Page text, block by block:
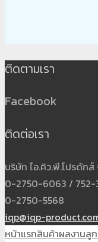
ติดตามเรา
Facebook
ติดต่อเรา
บริษัท ไอ.คิว.พี.โปรดัก
0-2750-6063 / 752-
0-2750-5568
iqp@iqp-
หน้าแรกสินค้าผลงานลู